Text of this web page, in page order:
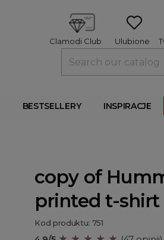
Ulubione
Clamodi Club
BESTSELLERY INSPIRACJE
copy of
printed t-shirt
Kod produktu: 751